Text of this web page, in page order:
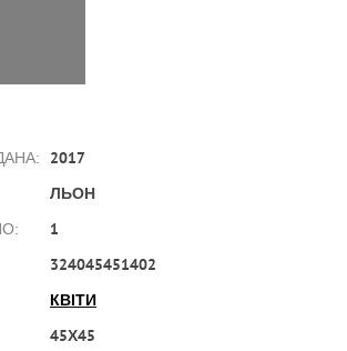
2017
ЛЬОН
1
324045451402
КВІТИ
45Х45